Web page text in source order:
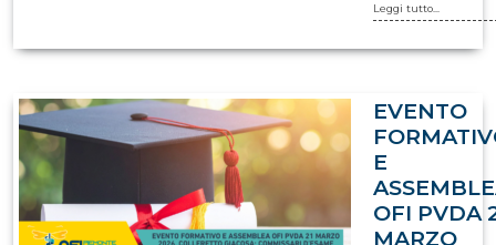
Leggi tutto...
EVENTO
E
OFI PVDA
MARZO